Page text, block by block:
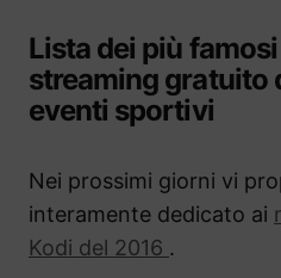
Lista dei più
streaming gratuito
eventi sportivi
Nei prossimi giorni vi
interamente dedicato ai
Kodi del 2016 .